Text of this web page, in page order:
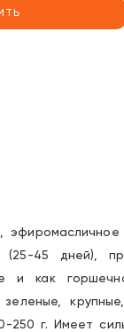
(25-45 дней),
и как
зеленые,
250 г. Имеет